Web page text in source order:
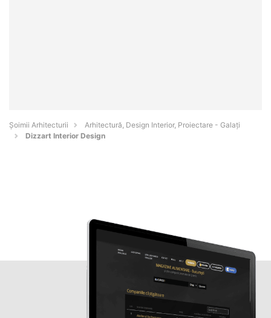
Șoimii Arhitecturii
Arhitectură, Design Interior, Proiectare - Galaţi
Dizzart Interior Design